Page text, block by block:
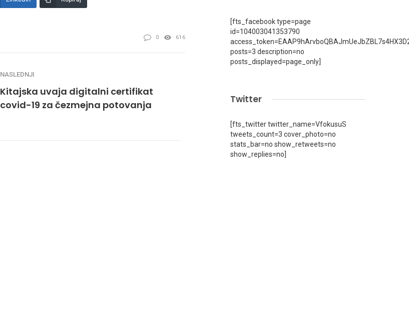
0 616
NASLEDNJI
Kitajska uvaja digitalni certifikat
covid-19 za čezmejna potovanja
[fts_facebook type=page
id=104003041353790
posts=3 description=no
posts_displayed=page_only]
Twitter
[fts_twitter twitter_name=VfokusuS
tweets_count=3 cover_photo=no
stats_bar=no show_retweets=no
show_replies=no]